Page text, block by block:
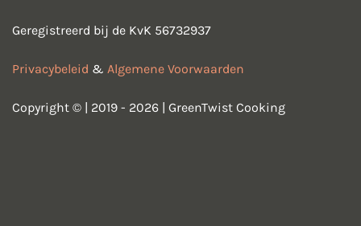
Geregistreerd bij de KvK 56732937
Privacybeleid & Algemene Voorwaarden
Copyright © | 2019 - 2026 | GreenTwist Cooking